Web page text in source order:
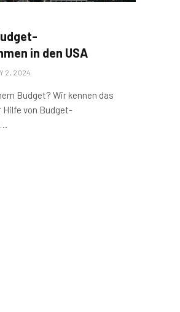
in den USA
2, 2024
Budget? Wir kennen das
Hilfe von Budget-